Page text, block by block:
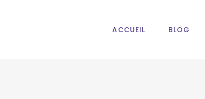
ACCUEIL BLOG